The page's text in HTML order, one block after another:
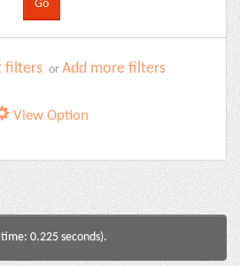
filters or Add more filters
View Option
0.225 seconds).